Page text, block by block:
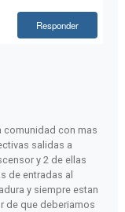
Responder
comunidad con mas
salidas a
y 2 de ellas
de entradas al
y siempre estan
de que deberiamos